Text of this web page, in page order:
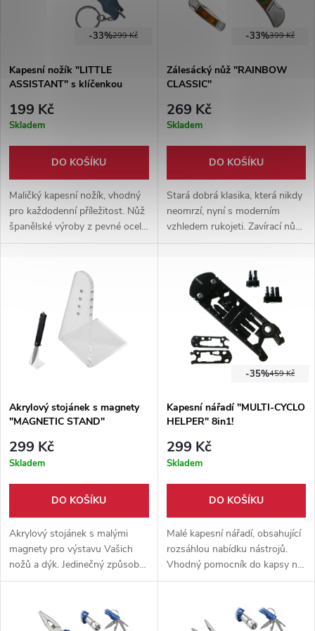
baterka.
299 Kč
-33%
Kapesní nožík "LITTLE
ASSISTANT" s klíčenkou
199 Kč
Skladem
DO KOŠÍKU
Maličký kapesní nožík, vhodný
pro každodenní příležitost. Nůž
španělské výroby z pevné oceli
a rukojetí, dřevěným obložením
399 Kč
-33%
Zálesácký nůž "RAINBOW
CLASSIC"
269 Kč
Skladem
DO KOŠÍKU
Stará dobrá klasika, která nikdy
neomrzí, nyní s moderním
vzhledem rukojeti. Zavírací nůž
s čepelí z nerezové oceli a
střenkami.
Akrylový stojánek s magnety
"MAGNETIC STAND"
299 Kč
Skladem
DO KOŠÍKU
Akrylový stojánek s malými
magnety pro výstavu Vašich
nožů a dýk. Jedinečný způsob
jak mít Vaše oblíbené nože vždy
459 Kč
-35%
Kapesní nářadí "MULTI-CYCLO
HELPER" 8in1!
299 Kč
Skladem
DO KOŠÍKU
Malé kapesní nářadí, obsahující
rozsáhlou nabídku nástrojů.
Vhodný pomocník do kapsy na
daleké cesty na kole.